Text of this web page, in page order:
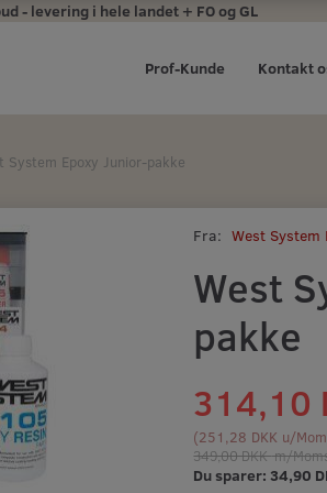
- levering i hele landet + FO og GL
Kontakt
Prof-Kunde
System Epoxy Junior-pakke
Fra: West System
West
pakke
314,10
(251,28 DKK u/
349,00 DKKm/
Du sparer:34,90